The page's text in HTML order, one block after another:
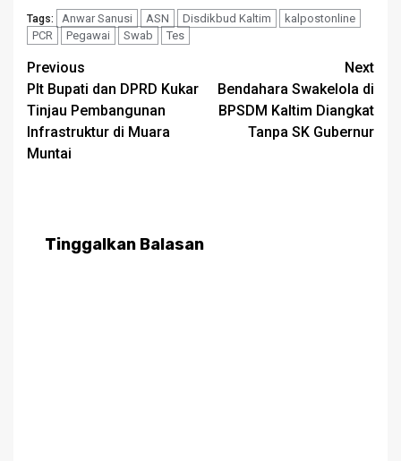
Tags: Anwar Sanusi ASN Disdikbud Kaltim
kalpostonline
PCR
Pegawai Swab Tes
Post
navigation
Previous
Plt Bupati dan DPRD Kukar
Tinjau Pembangunan
Infrastruktur di Muara
Muntai
Next
Bendahara Swakelola di
BPSDM Kaltim Diangkat
Tanpa SK Gubernur
Tinggalkan Balasan